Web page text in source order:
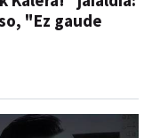
"Ez gaude